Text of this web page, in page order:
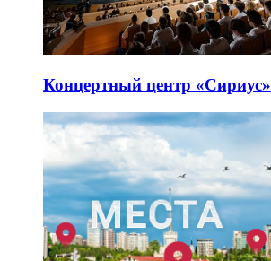
Концертный центр «Сириус»